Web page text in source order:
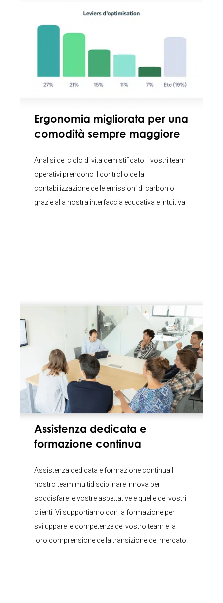
Ergonomia migliorata per una
comodità sempre maggiore
Analisi del ciclo di vita demistificato: i vostri team
operativi prendono il controllo della
contabilizzazione delle emissioni di carbonio
grazie alla nostra interfaccia educativa e intuitiva
Assistenza dedicata e
formazione continua
Assistenza dedicata e formazione continua Il
nostro team multidisciplinare innova per
soddisfare le vostre aspettative e quelle dei vostri
clienti. Vi supportiamo con la formazione per
sviluppare le competenze del vostro team e la
loro comprensione della transizione del mercato.